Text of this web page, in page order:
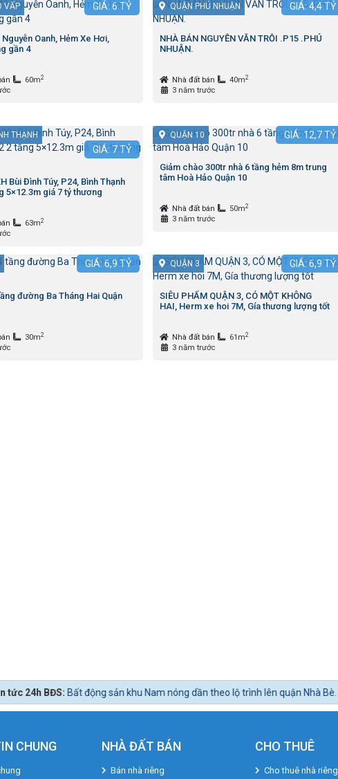
VẤP GIÁ:6TỶ
Nguyễn Oanh, Hẻm Xe Hơi,
gần 4
60m2
QUẬN PHÚ NHUẬN GIÁ:4,4TỶ
NHÀ BÁN NGUYỄN VĂN TRỖI .P15 .PHÚ
NHUẬN.
Nhà đất bán 40m2
3 năm trước
THẠNH
GIÁ:7TỶ
Bùi Đình Túy, P24, Bình Thạnh
5×12.3m giá 7 tỷ thương
63m2
QUẬN 10 GIÁ: 12,7TỶ
Giảm chào 300tr nhà 6 tầng hẻm 8m trung
tâm Hoà Hảo Quận 10
Nhà đất bán 50m2
3 năm trước
GIÁ:6,9TỶ
đường Ba Tháng Hai Quận
30m2
QUẬN 3 GIÁ:6,9 TỶ
SIÊU PHẨM QUẬN 3, CÓ MỘT KHÔNG
HAI, Herm xe hoi 7M, Gía thương lượng tốt
Nhà đất bán 61m2
3 năm trước
Bất động sản khu Nam nóng dần theo lộ trình lên quận Nhà Bè.
CHUNG NHÀ ĐẤT BÁN
Bán nhà riêng
CHO THUÊ
Cho thuê nhà riêng